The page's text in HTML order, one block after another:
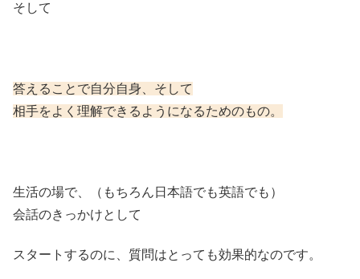
そして
答えることで自分自身、そして
相手をよく理解できるようになるためのもの。
生活の場で、（もちろん日本語でも英語でも）
会話のきっかけとして
スタートするのに、質問はとっても効果的なのです。